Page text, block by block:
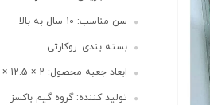
سن مناسب: 10 سال به بالا
بسته بندی: روکارتی
ابعاد جعبه محصول: 2 × 12.5 × 18.5 سانتیمتر
تولید کننده: گروه گیم باکسز